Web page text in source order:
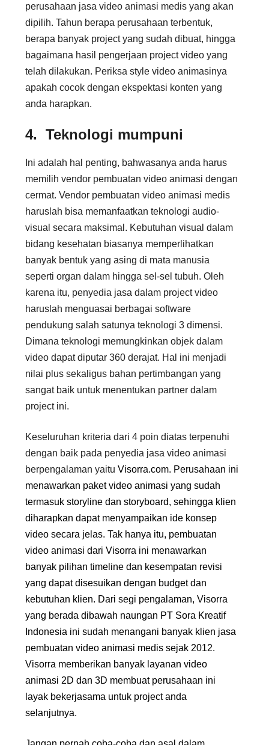
perusahaan jasa video animasi medis yang akan
dipilih. Tahun berapa perusahaan terbentuk,
berapa banyak project yang sudah dibuat, hingga
bagaimana hasil pengerjaan project video yang
telah dilakukan. Periksa style video animasinya
apakah cocok dengan ekspektasi konten yang
anda harapkan.
4. Teknologi mumpuni
Ini adalah hal penting, bahwasanya anda harus
memilih vendor pembuatan video animasi dengan
cermat. Vendor pembuatan video animasi medis
haruslah bisa memanfaatkan teknologi audio-
visual secara maksimal. Kebutuhan visual dalam
bidang kesehatan biasanya memperlihatkan
banyak bentuk yang asing di mata manusia
seperti organ dalam hingga sel-sel tubuh. Oleh
karena itu, penyedia jasa dalam project video
haruslah menguasai berbagai software
pendukung salah satunya teknologi 3 dimensi.
Dimana teknologi memungkinkan objek dalam
video dapat diputar 360 derajat. Hal ini menjadi
nilai plus sekaligus bahan pertimbangan yang
sangat baik untuk menentukan partner dalam
project ini.
Keseluruhan kriteria dari 4 poin diatas terpenuhi
dengan baik pada penyedia jasa video animasi
berpengalaman yaitu Visorra.com. Perusahaan ini
menawarkan paket video animasi yang sudah
termasuk storyline dan storyboard, sehingga klien
diharapkan dapat menyampaikan ide konsep
video secara jelas. Tak hanya itu, pembuatan
video animasi dari Visorra ini menawarkan
banyak pilihan timeline dan kesempatan revisi
yang dapat disesuikan dengan budget dan
kebutuhan klien. Dari segi pengalaman, Visorra
yang berada dibawah naungan PT Sora Kreatif
Indonesia ini sudah menangani banyak klien jasa
pembuatan video animasi medis sejak 2012.
Visorra memberikan banyak layanan video
animasi 2D dan 3D membuat perusahaan ini
layak bekerjasama untuk project anda
selanjutnya.